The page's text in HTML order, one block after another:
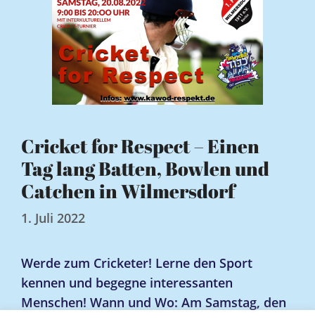
Cricket for Respect – Einen
Tag lang Batten, Bowlen und
Catchen in Wilmersdorf
1. Juli 2022
Werde zum Cricketer! Lerne den Sport
kennen und begegne interessanten
Menschen! Wann und Wo: Am Samstag, den